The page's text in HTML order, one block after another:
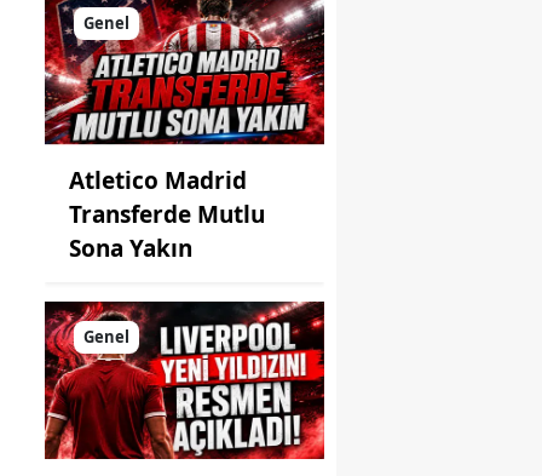
Genel
Atletico Madrid
Transferde Mutlu
Sona Yakın
Genel